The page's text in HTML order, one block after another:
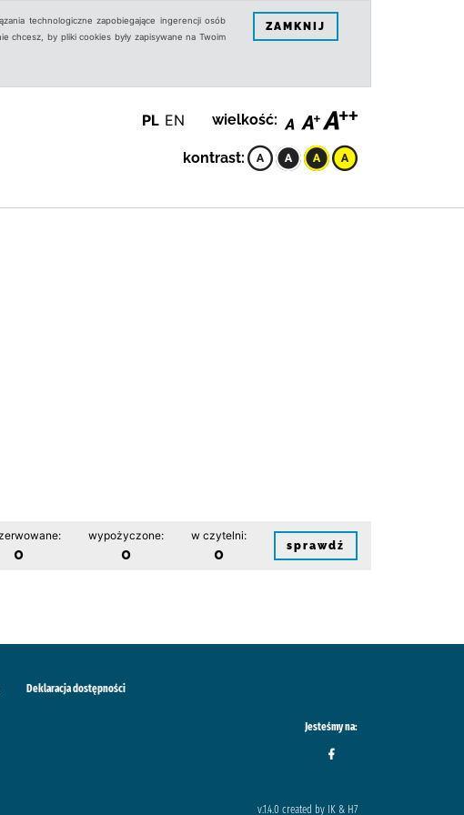
technologiczne zapobiegające ingerencji osób
chcesz, by pliki cookies były zapisywane na Twoim
ZAMKNIJ
PL EN wielkość:
kontrast:
0
wypożyczone:
0
w czytelni:
0 sprawdź
Deklaracja dostępności
Jesteśmy na:
v.1.4.0 created by IK & H7